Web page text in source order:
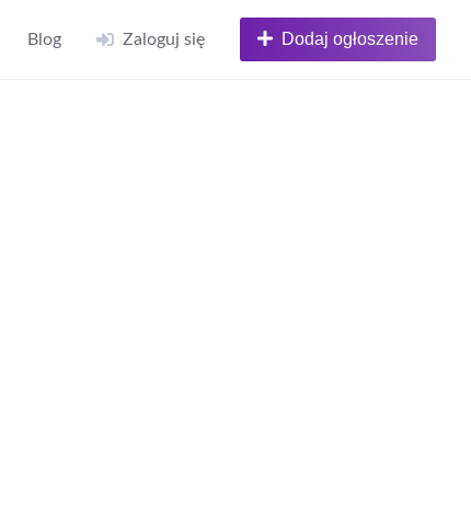
Blog Zaloguj się Dodaj ogłoszenie